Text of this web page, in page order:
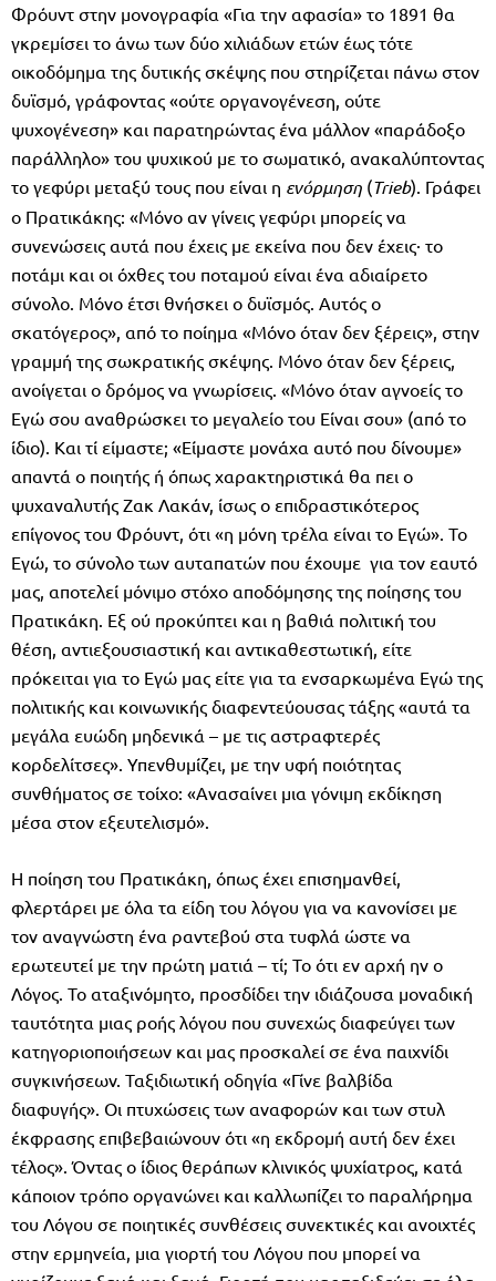
Φρόυντ στην μονογραφία «Για την αφασία» το 1891 θα
γκρεμίσει το άνω των δύο χιλιάδων ετών έως τότε
οικοδόμημα της δυτικής σκέψης που στηρίζεται πάνω στον
δυϊσμό, γράφοντας «ούτε οργανογένεση, ούτε
ψυχογένεση» και παρατηρώντας ένα μάλλον «παράδοξο
παράλληλο» του ψυχικού με το σωματικό, ανακαλύπτοντας
το γεφύρι μεταξύ τους που είναι η ενόρμηση (Trieb). Γράφει
ο Πρατικάκης: «Μόνο αν γίνεις γεφύρι μπορείς να
συνενώσεις αυτά που έχεις με εκείνα που δεν έχεις· το
ποτάμι και οι όχθες του ποταμού είναι ένα αδιαίρετο
σύνολο. Μόνο έτσι θνήσκει ο δυϊσμός. Αυτός ο
σκατόγερος», από το ποίημα «Μόνο όταν δεν ξέρεις», στην
γραμμή της σωκρατικής σκέψης. Μόνο όταν δεν ξέρεις,
ανοίγεται ο δρόμος να γνωρίσεις. «Μόνο όταν αγνοείς το
Εγώ σου αναθρώσκει το μεγαλείο του Είναι σου» (από το
ίδιο). Και τί είμαστε; «Είμαστε μονάχα αυτό που δίνουμε»
απαντά ο ποιητής ή όπως χαρακτηριστικά θα πει ο
ψυχαναλυτής Ζακ Λακάν, ίσως ο επιδραστικότερος
επίγονος του Φρόυντ, ότι «η μόνη τρέλα είναι το Εγώ». Το
Εγώ, το σύνολο των αυταπατών που έχουμε για τον εαυτό
μας, αποτελεί μόνιμο στόχο αποδόμησης της ποίησης του
Πρατικάκη. Εξ ού προκύπτει και η βαθιά πολιτική του
θέση, αντιεξουσιαστική και αντικαθεστωτική, είτε
πρόκειται για το Εγώ μας είτε για τα ενσαρκωμένα Εγώ της
πολιτικής και κοινωνικής διαφεντεύουσας τάξης «αυτά τα
μεγάλα ευώδη μηδενικά – με τις αστραφτερές
κορδελίτσες». Υπενθυμίζει, με την υφή ποιότητας
συνθήματος σε τοίχο: «Ανασαίνει μια γόνιμη εκδίκηση
μέσα στον εξευτελισμό».
Η ποίηση του Πρατικάκη, όπως έχει επισημανθεί,
φλερτάρει με όλα τα είδη του λόγου για να κανονίσει με
τον αναγνώστη ένα ραντεβού στα τυφλά ώστε να
ερωτευτεί με την πρώτη ματιά – τί; Το ότι εν αρχή ην ο
Λόγος. Το αταξινόμητο, προσδίδει την ιδιάζουσα μοναδική
ταυτότητα μιας ροής λόγου που συνεχώς διαφεύγει των
κατηγοριοποιήσεων και μας προσκαλεί σε ένα παιχνίδι
συγκινήσεων. Ταξιδιωτική οδηγία «Γίνε βαλβίδα
διαφυγής». Οι πτυχώσεις των αναφορών και των στυλ
έκφρασης επιβεβαιώνουν ότι «η εκδρομή αυτή δεν έχει
τέλος». Όντας ο ίδιος θεράπων κλινικός ψυχίατρος, κατά
κάποιον τρόπο οργανώνει και καλλωπίζει το παραλήρημα
του Λόγου σε ποιητικές συνθέσεις συνεκτικές και ανοιχτές
στην ερμηνεία, μια γιορτή του Λόγου που μπορεί να